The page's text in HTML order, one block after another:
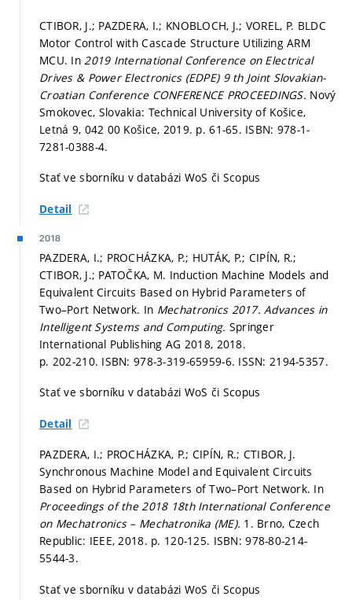
CTIBOR, J.; PAZDERA, I.; KNOBLOCH, J.; VOREL, P. BLDC
Motor Control with Cascade Structure Utilizing ARM
MCU. In2019 International Conference on Electrical
Drives & Power Electronics (EDPE) 9 th Joint Slovakian-
Croatian Conference CONFERENCE PROCEEDINGS. Nový
Smokovec, Slovakia: Technical University of Košice,
Letná 9, 042 00 Košice, 2019. p. 61-65. ISBN: 978-1-
7281-0388-4.
Stať ve sborníku v databázi WoS či Scopus
Detail
2018
PAZDERA, I.; PROCHÁZKA, P.; HUTÁK, P.; CIPÍN, R.;
CTIBOR, J.; PATOČKA, M. Induction Machine Models and
Equivalent Circuits Based on Hybrid Parameters of
Two–Port Network. In Mechatronics 2017.Advances in
Intelligent Systems and Computing. Springer
International Publishing AG 2018, 2018.
p. 202-210. ISBN: 978-3-319-65959-6. ISSN: 2194-5357.
Stať ve sborníku v databázi WoS či Scopus
Detail
PAZDERA, I.; PROCHÁZKA, P.; CIPÍN, R.; CTIBOR, J.
Synchronous Machine Model and Equivalent Circuits
Based on Hybrid Parameters of Two–Port Network. In
Proceedings of the 2018 18th International Conference
on Mechatronics – Mechatronika (ME). 1. Brno, Czech
Republic: IEEE, 2018. p. 120-125. ISBN: 978-80-214-
5544-3.
Stať ve sborníku v databázi WoS či Scopus